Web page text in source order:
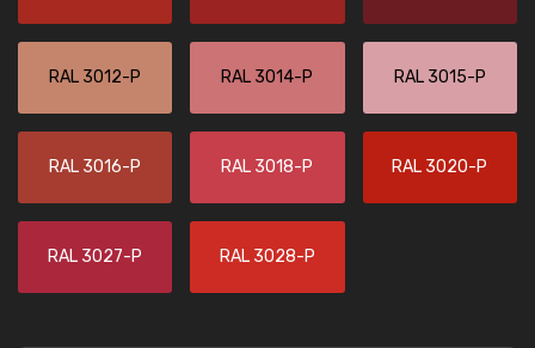
RAL 3012-P RAL 3014-P RAL 3015-P
RAL 3016-P RAL 3018-P RAL 3020-P
RAL 3027-P RAL 3028-P